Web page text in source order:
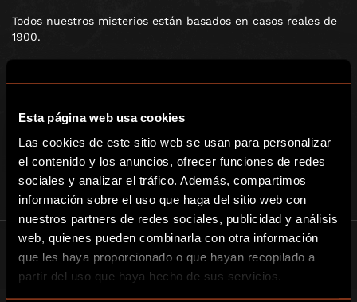
Esta página web usa cookies
Las cookies de este sitio web se usan para personalizar
el contenido y los anuncios, ofrecer funciones de redes
sociales y analizar el tráfico. Además, compartimos
información sobre el uso que haga del sitio web con
nuestros partners de redes sociales, publicidad y análisis
web, quienes pueden combinarla con otra información
que les haya proporcionado o que hayan recopilado a
partir del uso que haya hecho de sus servicios.
Todos nuestros misterios están basados en casos reales de
1900.
85.000 detectives y más de 850 empresas han confiado en